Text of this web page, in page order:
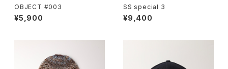
OBJECT #003
¥5,900
SS special 3
¥9,400